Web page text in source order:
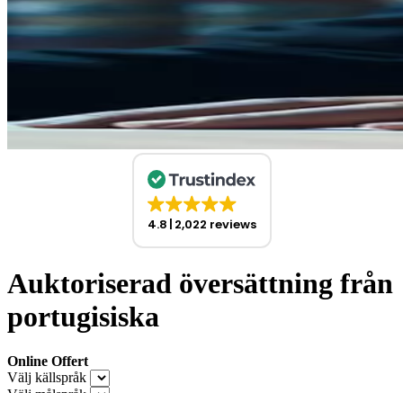
4.8 2,022 reviews
Auktoriserad översättning från
portugisiska
Online Offert
Välj källspråk